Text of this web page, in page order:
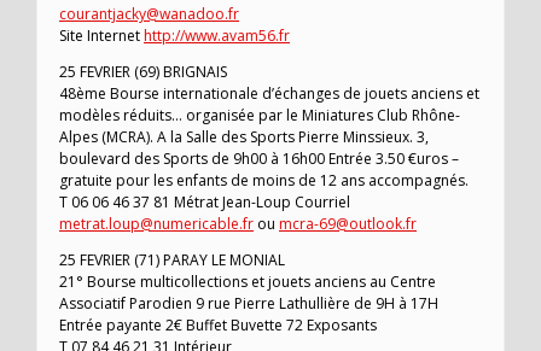
courantjacky@wanadoo.fr
Site Internethttp://www.avam56.fr
25 FEVRIER (69) BRIGNAIS
48ème Bourse internationale d’échanges de jouets anciens et
modèles réduits… organisée par le Miniatures Club Rhône-
Alpes (MCRA). A la Salle des Sports Pierre Minssieux. 3,
boulevard des Sports de 9h00 à 16h00 Entrée 3.50 €uros –
gratuite pour les enfants de moins de 12 ans accompagnés.
T 06 06 46 37 81 Métrat Jean-Loup Courriel
metrat.loup@numericable.fr ou mcra-69@outlook.fr
25 FEVRIER (71) PARAY LE MONIAL
21° Bourse multicollections et jouets anciens au Centre
Associatif Parodien 9 rue Pierre Lathullière de 9H à 17H
Entrée payante 2€ Buffet Buvette 72 Exposants